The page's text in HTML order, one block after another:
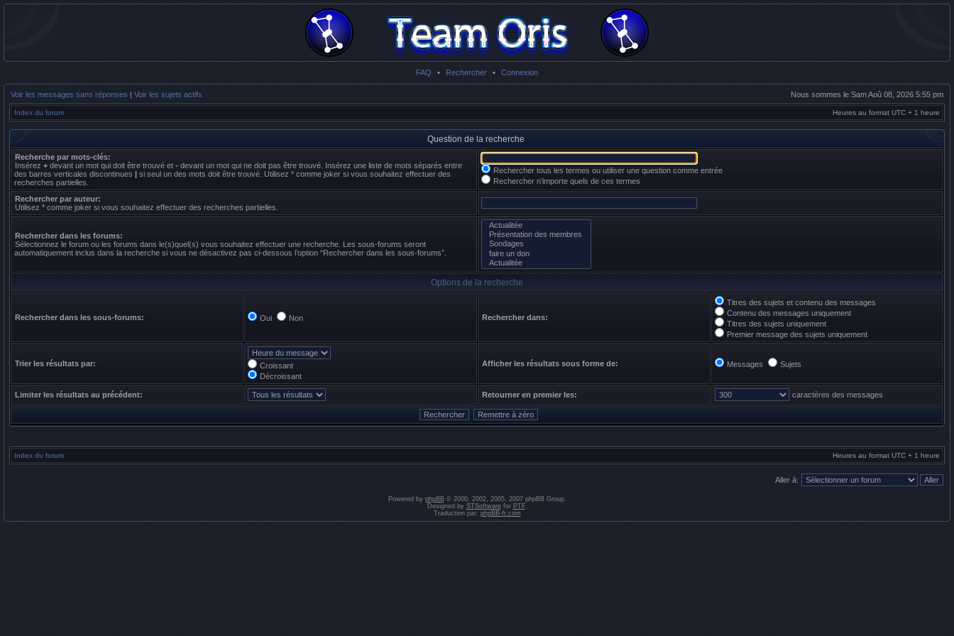
FAQ • Rechercher • Connexion
Voir les messages sans réponses | Voir les sujets actifs Nous sommes le Sam Aoû 08, 2026 5:55 pm
Index du forum Heures au format UTC + 1 heure
Question de la recherche
Recherche par mots-clés:
Insérez + devant un mot qui doit être trouvé et - devant un mot qui ne doit pas être trouvé. Insérez une liste de mots séparés entre
des barres verticales discontinues | si seul un des mots doit être trouvé. Utilisez * comme joker si vous souhaitez effectuer des
recherches partielles.
Rechercher tous les termes ou utiliser une question comme entrée
Rechercher n’importe quels de ces termes
Rechercher par auteur:
Utilisez * comme joker si vous souhaitez effectuer des recherches partielles.
Rechercher dans les forums:
Sélectionnez le forum ou les forums dans le(s)quel(s) vous souhaitez effectuer une recherche. Les sous-forums seront
automatiquement inclus dans la recherche si vous ne désactivez pas ci-dessous l’option “Rechercher dans les sous-forums”.
Options de la recherche
Rechercher dans les sous-forums: Oui Non Rechercher dans:
Titres des sujets et contenu des messages
Contenu des messages uniquement
Titres des sujets uniquement
Premier message des sujets uniquement
Trier les résultats par:
Croissant
Décroissant
Afficher les résultats sous forme de: Messages Sujets
Limiter les résultats au précédent: Retourner en premier les: caractères des messages
Index du forum Heures au format UTC + 1 heure
Aller à:
Powered by phpBB© 2000, 2002, 2005, 2007 phpBB Group.
Designed by STSoftwarefor PTF.
Traduction par: phpBB-fr.com